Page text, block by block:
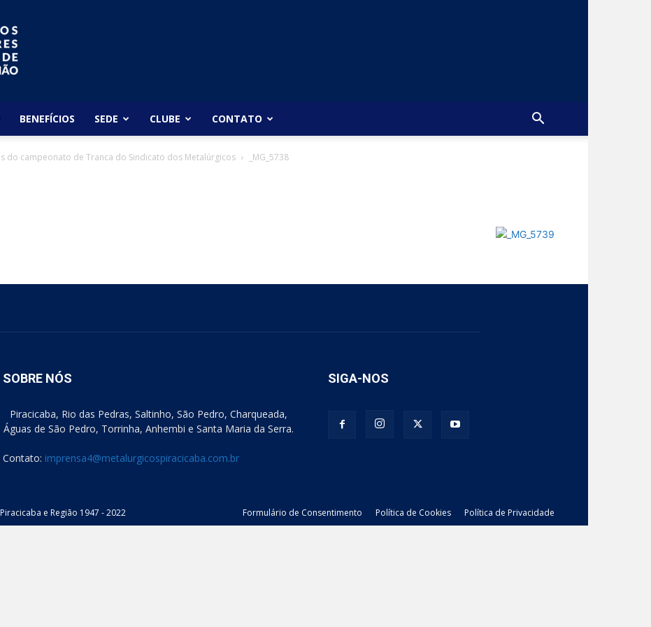
BENEFÍCIOS SEDE CLUBE CONTATO
do campeonato de Tranca do Sindicato dos Metalúrgicos _MG_5738
SOBRE NÓS
Piracicaba, Rio das Pedras, Saltinho, São Pedro, Charqueada,
Águas de São Pedro, Torrinha, Anhembi e Santa Maria da Serra.
Contato: imprensa4@metalurgicospiracicaba.com.br
SIGA-NOS
Formulário de Consentimento Política de Cookies Política de Privacidade
e Região 1947 - 2022